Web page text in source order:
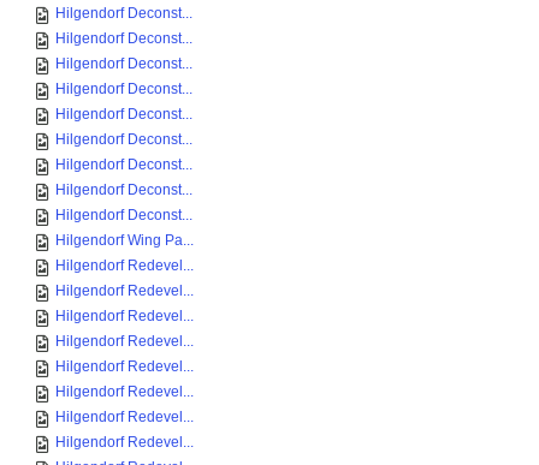
Hilgendorf Deconst...
Hilgendorf Deconst...
Hilgendorf Deconst...
Hilgendorf Deconst...
Hilgendorf Deconst...
Hilgendorf Deconst...
Hilgendorf Deconst...
Hilgendorf Deconst...
Hilgendorf Deconst...
Hilgendorf Wing Pa...
Hilgendorf Redevel...
Hilgendorf Redevel...
Hilgendorf Redevel...
Hilgendorf Redevel...
Hilgendorf Redevel...
Hilgendorf Redevel...
Hilgendorf Redevel...
Hilgendorf Redevel...